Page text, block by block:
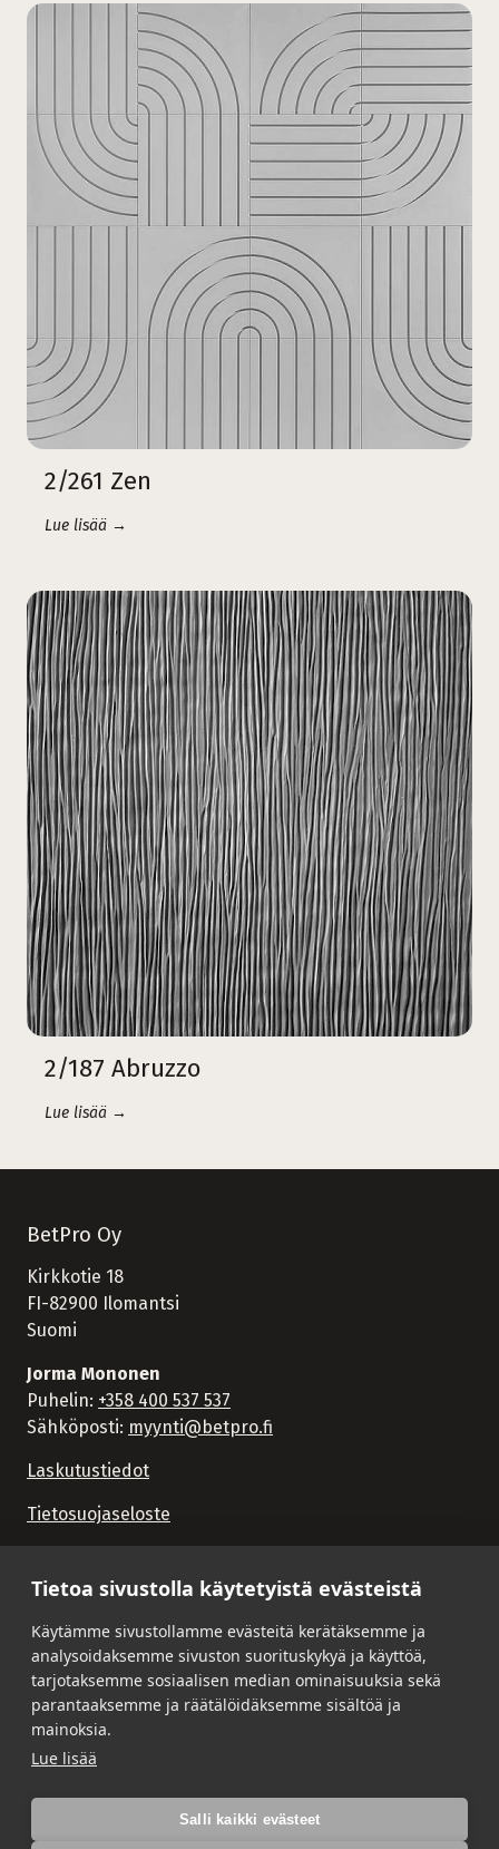
Tietoa sivustolla käytetyistä evästeistä
Käytämme sivustollamme evästeitä kerätäksemme ja
analysoidaksemme sivuston suorituskykyä ja käyttöä,
tarjotaksemme sosiaalisen median ominaisuuksia sekä
parantaaksemme ja räätälöidäksemme sisältöä ja
mainoksia.
Lue lisää
Salli kaikki evästeet
2/261 Zen
Lue lisää →
2/187 Abruzzo
Lue lisää →
BetPro Oy
Kirkkotie 18
FI-82900 Ilomantsi
Suomi
Jorma Mononen
Puhelin: +358 400 537 537
Sähköposti: myynti@betpro.fi
Laskutustiedot
Tietosuojaseloste